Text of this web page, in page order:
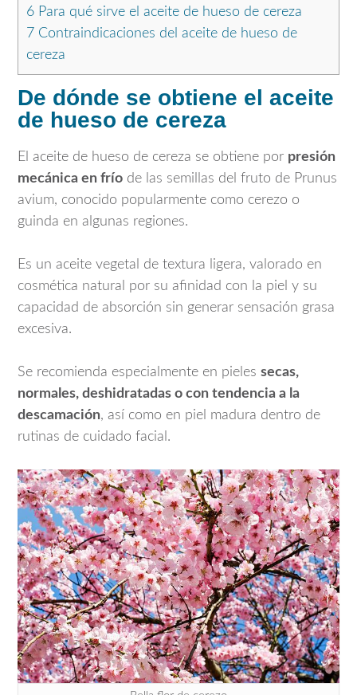
6 Para qué sirve el aceite de hueso de cereza
7 Contraindicaciones del aceite de hueso de
cereza
De dónde se obtiene el aceite
de hueso de cereza
El aceite de hueso de cereza se obtiene por presión
mecánica en frío de las semillas del fruto de Prunus
avium, conocido popularmente como cerezo o
guinda en algunas regiones.
Es un aceite vegetal de textura ligera, valorado en
cosmética natural por su afinidad con la piel y su
capacidad de absorción sin generar sensación grasa
excesiva.
Se recomienda especialmente en pieles secas,
normales, deshidratadas o con tendencia a la
descamación, así como en piel madura dentro de
rutinas de cuidado facial.